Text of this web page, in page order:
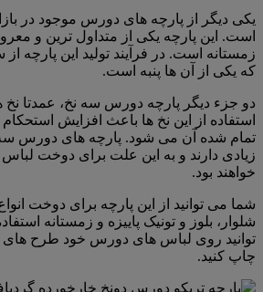
یکی دیگر از پارچه های دورس موجود در
است. این پارچه یکی از متداول ترین و
زمستانه است. در فرآیند تولید این پارچه
که یکی از آن ها پنبه است.
دو جزء دیگر پارچه دورس سه نخ، عمدتا
استفاده از این نخ ها باعث افزایش
تمام شده آن می شود. پارچه های دورس
زیادی دارند و به این علت برای دوخت
خواهند بود.
شما می توانید از این پارچه برای دوخت
شلوار، بلوز و تونیک پاییزه و زمستانه
توانید روی لباس های دورس خود طرح های
چاپ کنید.